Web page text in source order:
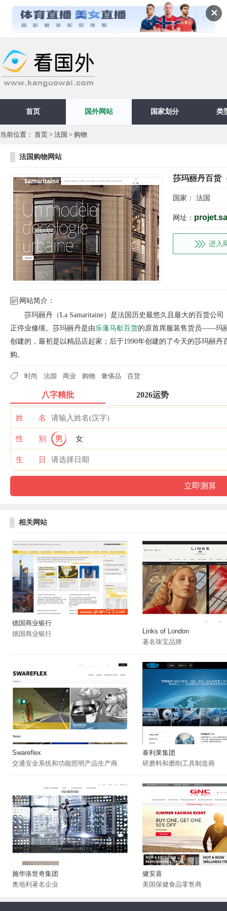
✕
首页 国外网站 国家划分 类
当前位置： 首页 > 法国 > 购物
法国购物网站
莎玛丽丹百货
国家： 法国
网址：
进入
网站简介：
莎玛丽丹（La Samaritaine）是法国历史最悠久且最大的百货公
正停业修缮。莎玛丽丹是由 乐蓬马歇百货的原首席服装售货员——玛
创建的，最初是以精品店起家；后于1990年创建的了今天的莎玛丽丹
购。
时尚 法国 商业 购物 奢侈品 百货
八字精批 2026运势
姓 名
性 别 男 女
生 日
相关网站
德国商业银行
德国商业银行
Links of London
著名珠宝品牌
Swareflex
交通安全系统和功能照明产品生产商
泰利莱集团
研磨料和磨削工具制造商
施华洛世奇集团
奥地利著名企业
健安喜
美国保健食品零售商